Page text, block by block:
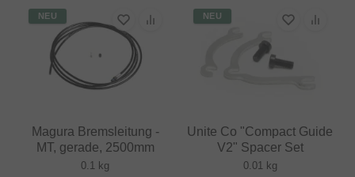
NEU
Magura Bremsleitung -
MT, gerade, 2500mm
0.1 kg
NEU
Unite Co "Compact Guide
V2" Spacer Set
0.01 kg